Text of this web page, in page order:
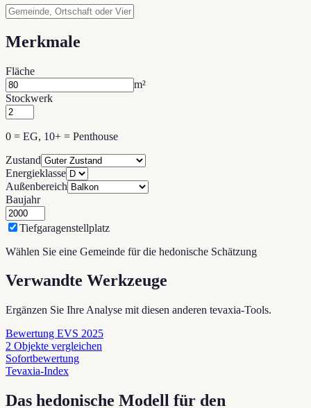
Merkmale
Fläche
m²
Stockwerk
0 = EG, 10+ = Penthouse
Zustand
Energieklasse
Außenbereich
Baujahr
Tiefgaragenstellplatz
Wählen Sie eine Gemeinde für die hedonische Schätzung
Verwandte Werkzeuge
Ergänzen Sie Ihre Analyse mit diesen anderen tevaxia-Tools.
Bewertung EVS 2025
2 Objekte vergleichen
Sofortbewertung
Tevaxia-Index
Das hedonische Modell für den